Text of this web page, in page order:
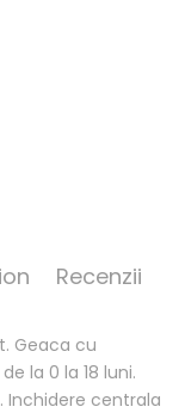
Recenzii
Geaca cu
la 0 la 18 luni.
Inchidere centrala